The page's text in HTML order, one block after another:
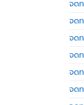
จด
จด
จด
จด
จด
จด